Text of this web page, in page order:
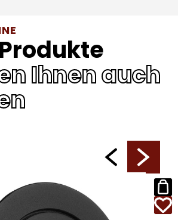
Ihnen auch